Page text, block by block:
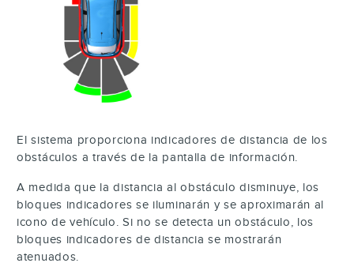
El sistema proporciona indicadores de distancia de los
obstáculos a través de la pantalla de información.
A medida que la distancia al obstáculo disminuye, los
bloques indicadores se iluminarán y se aproximarán al
icono de vehículo. Si no se detecta un obstáculo, los
bloques indicadores de distancia se mostrarán
atenuados.